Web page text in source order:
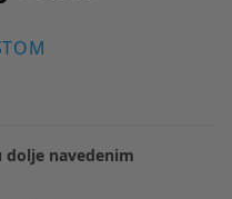
dolje navedenim